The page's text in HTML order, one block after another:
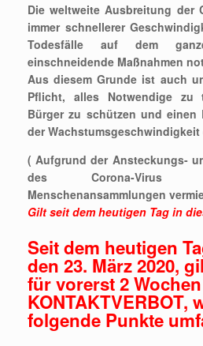
Die weltweite Ausbreitung der
immer schnellerer
Todesfälle auf dem
einschneidende Maßnahmen
Aus diesem Grunde ist auch
Pflicht, alles Notwendige
Bürger zu schützen und einen
der Wachstumsgeschwindigkeit
( Aufgrund der Ansteckungs-
des Corona-Virus
Menschenansammlungen
Gilt seit dem heutigen Tag in
Seit dem heutigen
den 23. März 2020,
für vorerst 2
KONTAKTVERBOT,
folgende Punkte